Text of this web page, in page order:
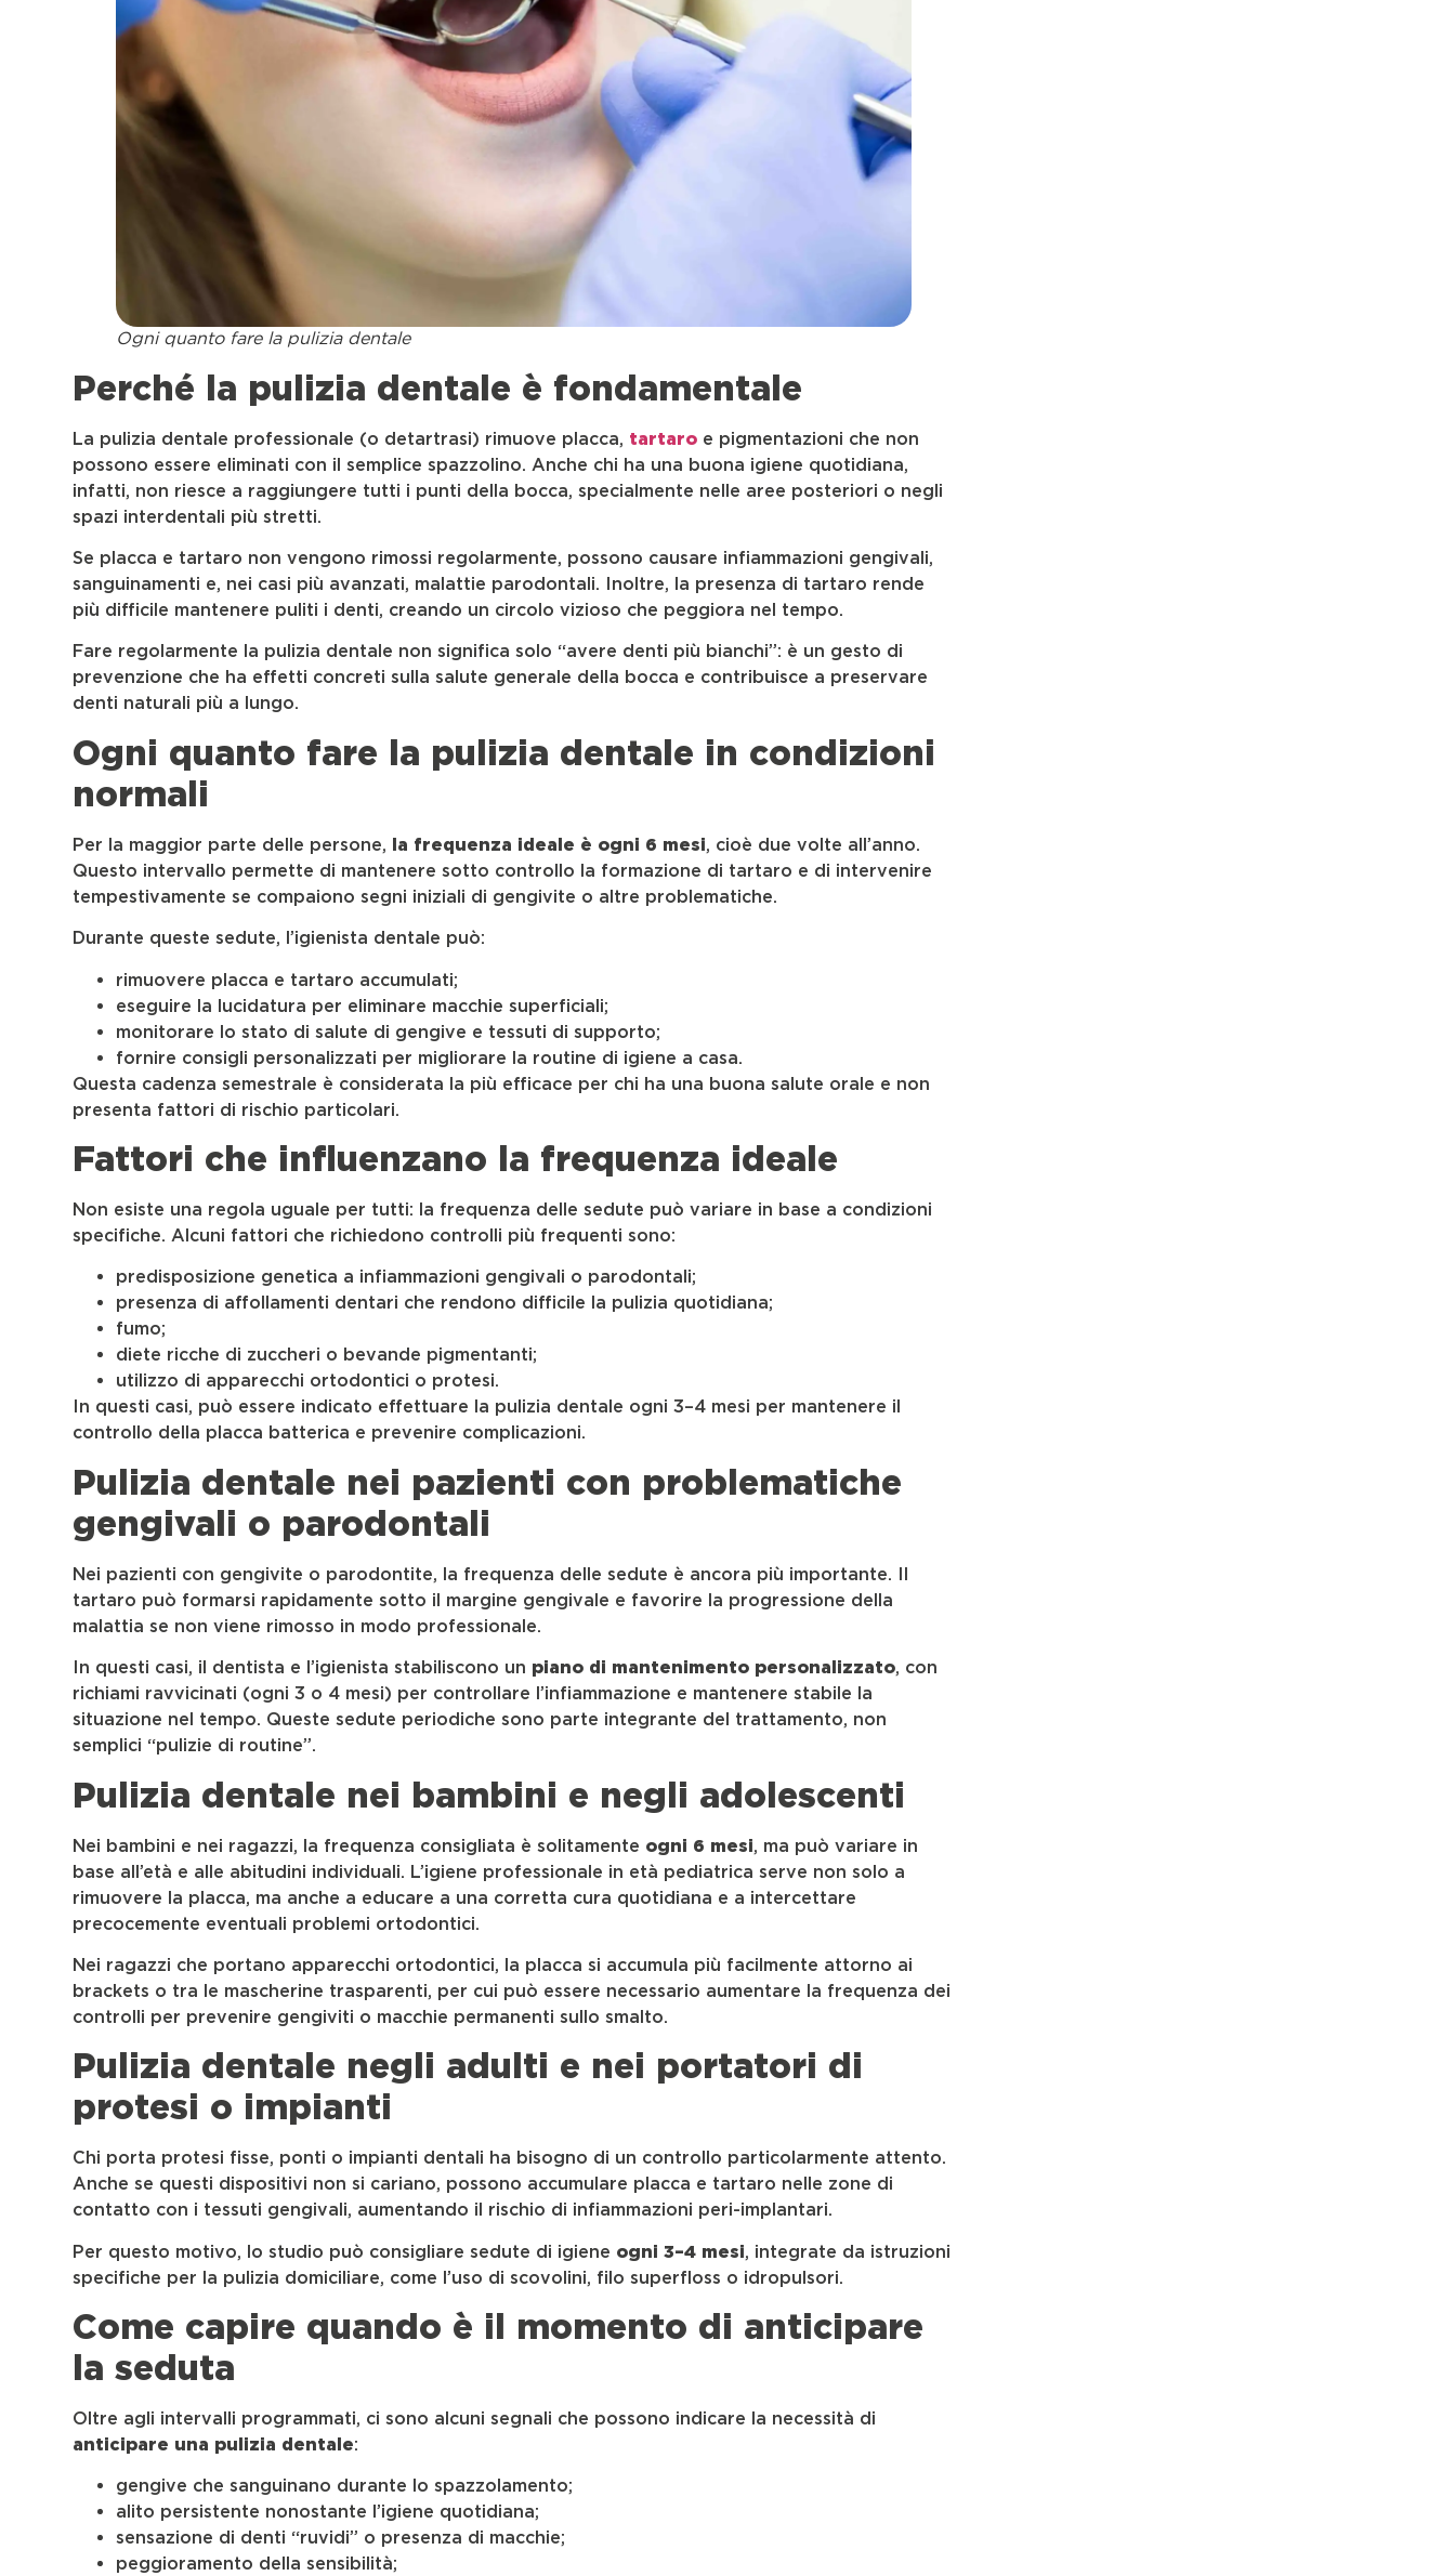
Ogni quanto fare la pulizia dentale
Perché la pulizia dentale è fondamentale
La pulizia dentale professionale (o detartrasi) rimuove placca, tartaro e pigmentazioni che non
possono essere eliminati con il semplice spazzolino. Anche chi ha una buona igiene quotidiana,
infatti, non riesce a raggiungere tutti i punti della bocca, specialmente nelle aree posteriori o negli
spazi interdentali più stretti.
Se placca e tartaro non vengono rimossi regolarmente, possono causare infiammazioni gengivali,
sanguinamenti e, nei casi più avanzati, malattie parodontali. Inoltre, la presenza di tartaro rende
più difficile mantenere puliti i denti, creando un circolo vizioso che peggiora nel tempo.
Fare regolarmente la pulizia dentale non significa solo “avere denti più bianchi”: è un gesto di
prevenzione che ha effetti concreti sulla salute generale della bocca e contribuisce a preservare
denti naturali più a lungo.
Ogni quanto fare la pulizia dentale in condizioni
normali
Per la maggior parte delle persone, la frequenza ideale è ogni 6 mesi, cioè due volte all’anno.
Questo intervallo permette di mantenere sotto controllo la formazione di tartaro e di intervenire
tempestivamente se compaiono segni iniziali di gengivite o altre problematiche.
Durante queste sedute, l’igienista dentale può:
rimuovere placca e tartaro accumulati;
eseguire la lucidatura per eliminare macchie superficiali;
monitorare lo stato di salute di gengive e tessuti di supporto;
fornire consigli personalizzati per migliorare la routine di igiene a casa.
Questa cadenza semestrale è considerata la più efficace per chi ha una buona salute orale e non
presenta fattori di rischio particolari.
Fattori che influenzano la frequenza ideale
Non esiste una regola uguale per tutti: la frequenza delle sedute può variare in base a condizioni
specifiche. Alcuni fattori che richiedono controlli più frequenti sono:
predisposizione genetica a infiammazioni gengivali o parodontali;
presenza di affollamenti dentari che rendono difficile la pulizia quotidiana;
fumo;
diete ricche di zuccheri o bevande pigmentanti;
utilizzo di apparecchi ortodontici o protesi.
In questi casi, può essere indicato effettuare la pulizia dentale ogni 3–4 mesi per mantenere il
controllo della placca batterica e prevenire complicazioni.
Pulizia dentale nei pazienti con problematiche
gengivali o parodontali
Nei pazienti con gengivite o parodontite, la frequenza delle sedute è ancora più importante. Il
tartaro può formarsi rapidamente sotto il margine gengivale e favorire la progressione della
malattia se non viene rimosso in modo professionale.
In questi casi, il dentista e l’igienista stabiliscono un piano di mantenimento personalizzato, con
richiami ravvicinati (ogni 3 o 4 mesi) per controllare l’infiammazione e mantenere stabile la
situazione nel tempo. Queste sedute periodiche sono parte integrante del trattamento, non
semplici “pulizie di routine”.
Pulizia dentale nei bambini e negli adolescenti
Nei bambini e nei ragazzi, la frequenza consigliata è solitamente ogni 6 mesi, ma può variare in
base all’età e alle abitudini individuali. L’igiene professionale in età pediatrica serve non solo a
rimuovere la placca, ma anche a educare a una corretta cura quotidiana e a intercettare
precocemente eventuali problemi ortodontici.
Nei ragazzi che portano apparecchi ortodontici, la placca si accumula più facilmente attorno ai
brackets o tra le mascherine trasparenti, per cui può essere necessario aumentare la frequenza dei
controlli per prevenire gengiviti o macchie permanenti sullo smalto.
Pulizia dentale negli adulti e nei portatori di
protesi o impianti
Chi porta protesi fisse, ponti o impianti dentali ha bisogno di un controllo particolarmente attento.
Anche se questi dispositivi non si cariano, possono accumulare placca e tartaro nelle zone di
contatto con i tessuti gengivali, aumentando il rischio di infiammazioni peri-implantari.
Per questo motivo, lo studio può consigliare sedute di igiene ogni 3–4 mesi, integrate da istruzioni
specifiche per la pulizia domiciliare, come l’uso di scovolini, filo superfloss o idropulsori.
Come capire quando è il momento di anticipare
la seduta
Oltre agli intervalli programmati, ci sono alcuni segnali che possono indicare la necessità di
anticipare una pulizia dentale:
gengive che sanguinano durante lo spazzolamento;
alito persistente nonostante l’igiene quotidiana;
sensazione di denti “ruvidi” o presenza di macchie;
peggioramento della sensibilità;